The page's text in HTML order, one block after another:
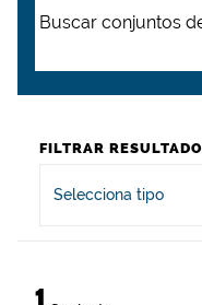
FILTRAR
Selecciona tipo